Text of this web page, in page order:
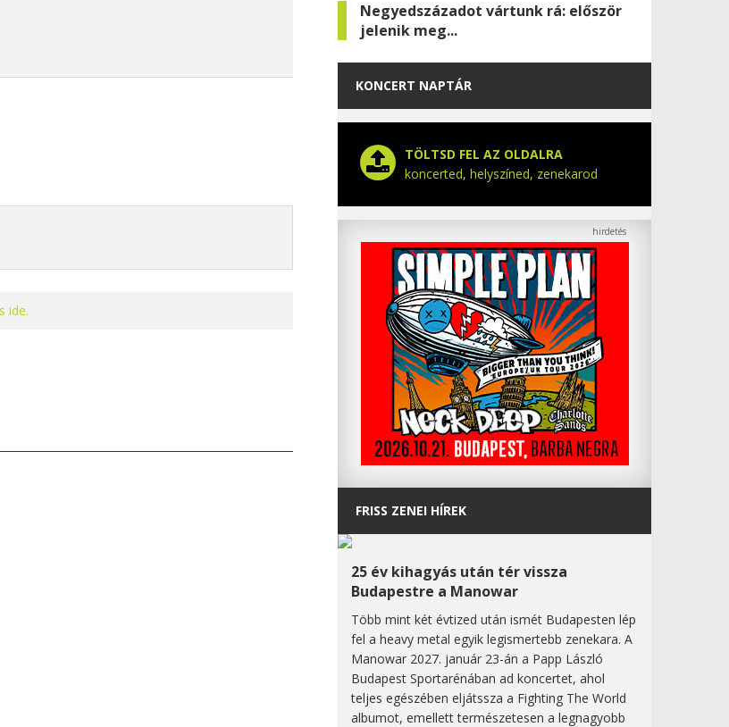
ide.
Negyedszázadot vártunk rá: először
jelenik meg...
KONCERT NAPTÁR
TÖLTSD FEL AZ OLDALRA
koncerted, helyszíned, zenekarod
FRISS ZENEI HÍREK
25 év kihagyás után tér vissza
Budapestre a Manowar
Több mint két évtized után ismét Budapesten lép
fel a heavy metal egyik legismertebb zenekara. A
Manowar 2027. január 23-án a Papp László
Budapest Sportarénában ad koncertet, ahol
teljes egészében eljátssza a Fighting The World
albumot, emellett természetesen a legnagyobb